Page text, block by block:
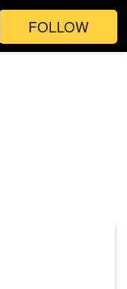
FOLLOW